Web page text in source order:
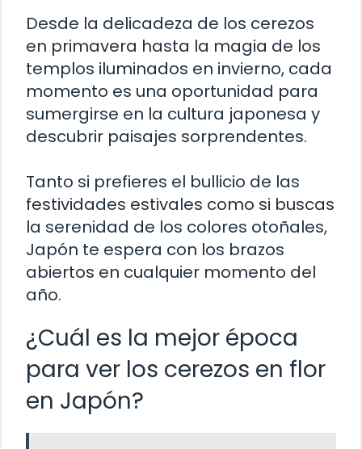
Desde la delicadeza de los cerezos
en primavera hasta la magia de los
templos iluminados en invierno, cada
momento es una oportunidad para
sumergirse en la cultura japonesa y
descubrir paisajes sorprendentes.
Tanto si prefieres el bullicio de las
festividades estivales como si buscas
la serenidad de los colores otoñales,
Japón te espera con los brazos
abiertos en cualquier momento del
año.
¿Cuál es la mejor época
para ver los cerezos en flor
en Japón?